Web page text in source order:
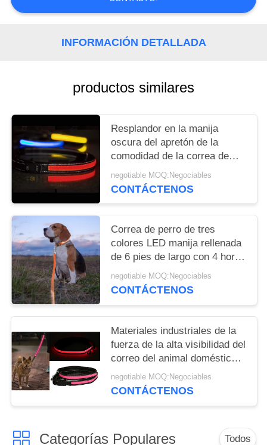
POLICY
INFORMACIÓN DETALLADA
productos similares
Resplandor en la manija
oscura del apretón de la
comodidad de la correa de
perro del LED que destella 5
pies de longitud
negotiable MOQ:Negociables
CONTÁCTENOS
Correa de perro de tres
colores LED manija rellenada
de 6 pies de largo con 4 horas
de hora laborable
negotiable MOQ:Negociables
CONTÁCTENOS
Materiales industriales de la
fuerza de la alta visibilidad del
correo del animal doméstico
de la manija LED del apretón
de la comodidad
negotiable MOQ:Negociables
CONTÁCTENOS
Categorías Populares Todos